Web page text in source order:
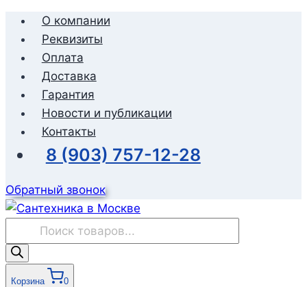
Перейти
содержимому
О компании
Реквизиты
Оплата
Доставка
Гарантия
Новости и публикации
Контакты
8 (903) 757-12-28
Обратный звонок
товаров
Корзина 0